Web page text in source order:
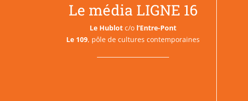
Le média LIGNE 16
Le Hublot c/o l’Entre-Pont
Le 109, pôle de cultures contemporaines